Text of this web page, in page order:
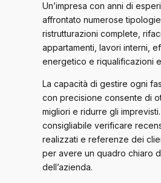
Un’impresa con anni di
affrontato numerose
ristrutturazioni complete,
appartamenti, lavori interni,
energetico e riqualificazioni
La capacità di gestire ogni
con precisione consente di
migliori e ridurre gli
consigliabile verificare
realizzati e referenze dei
per avere un quadro chiaro
dell’azienda.